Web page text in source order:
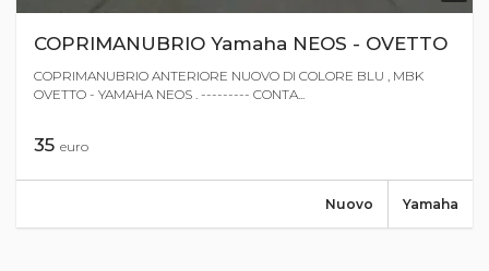
COPRIMANUBRIO Yamaha NEOS - OVETTO
COPRIMANUBRIO ANTERIORE NUOVO DI COLORE BLU , MBK
OVETTO - YAMAHA NEOS . --------- CONTA...
35 euro
Yamaha
Nuovo